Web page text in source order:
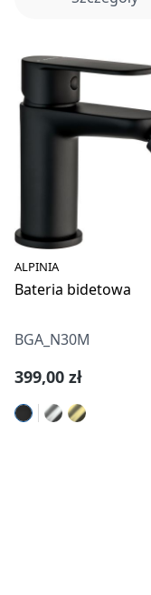
ALPINIA
Bateria bidetowa
BGA_N30M
Cena regularna:
399,00 zł